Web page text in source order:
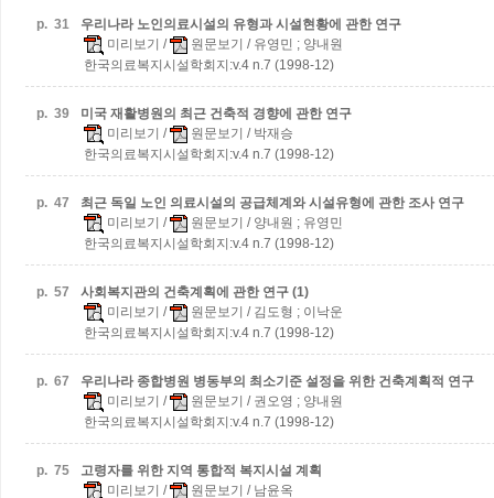
p. 31
우리나라 노인의료시설의 유형과 시설현황에 관한 연구
미리보기 / 원문보기 / 유영민 ; 양내원
한국의료복지시설학회지:v.4 n.7 (1998-12)
p. 39
미국 재활병원의 최근 건축적 경향에 관한 연구
미리보기 / 원문보기 / 박재승
한국의료복지시설학회지:v.4 n.7 (1998-12)
p. 47
최근 독일 노인 의료시설의 공급체계와 시설유형에 관한 조사 연구
미리보기 / 원문보기 / 양내원 ; 유영민
한국의료복지시설학회지:v.4 n.7 (1998-12)
p. 57
사회복지관의 건축계획에 관한 연구 (1)
미리보기 / 원문보기 / 김도형 ; 이낙운
한국의료복지시설학회지:v.4 n.7 (1998-12)
p. 67
우리나라 종합병원 병동부의 최소기준 설정을 위한 건축계획적 연구
미리보기 / 원문보기 / 권오영 ; 양내원
한국의료복지시설학회지:v.4 n.7 (1998-12)
p. 75
고령자를 위한 지역 통합적 복지시설 계획
미리보기 / 원문보기 / 남윤옥